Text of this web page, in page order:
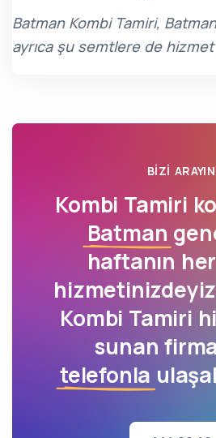
Batman Kombi Tamiri,
ayrıca şu semtlere de
BIZI ARAYIN
Kombi Tamiri
Batman
haftanın
Kombi Tamiri
sunan
telefonla